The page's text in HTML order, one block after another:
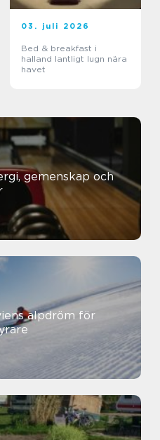
03. juli 2026
Bed & breakfast i
halland lantligt lugn nära
havet
gemenskap och